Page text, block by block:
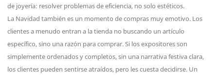
de joyería: resolver problemas de eficiencia, no solo estéticos.
La Navidad también es un momento de compras muy emotivo. Los
clientes a menudo entran a la tienda no buscando un artículo
específico, sino una razón para comprar. Si los expositores son
simplemente ordenados y completos, sin una narrativa festiva clara,
los clientes pueden sentirse atraídos, pero les cuesta decidirse. Un